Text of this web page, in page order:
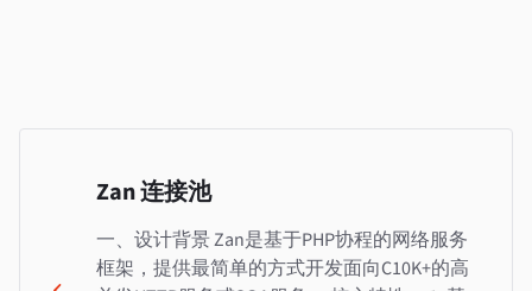
Zan 连接池
一、设计背景 Zan是基于PHP协程的网络服务
框架，提供最简单的方式开发面向C10K+的高